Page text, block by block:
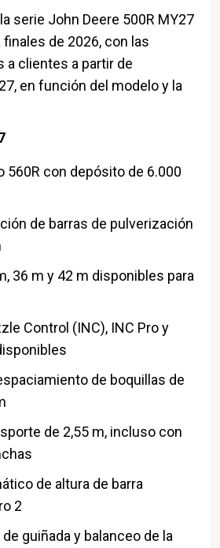
serie John Deere 500R MY27
de 2026, con las
a clientes a partir de
en función del modelo y la
560R con depósito de 6.000
de barras de pulverización
36 m y 42 m disponibles para
Control (INC), INC Pro y
de boquillas de
de 2,55 m, incluso con
de altura de barra
2
guiñada y balanceo de la